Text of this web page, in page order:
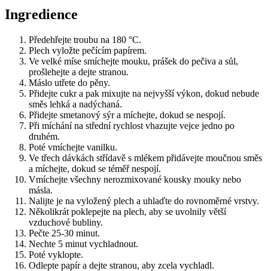
Ingredience
Předehřejte troubu na 180 °C.
Plech vyložte pečícím papírem.
Ve velké míse smíchejte mouku, prášek do pečiva a sůl,
prošlehejte a dejte stranou.
Máslo utřete do pěny.
Přidejte cukr a pak mixujte na nejvyšší výkon, dokud nebude
směs lehká a nadýchaná.
Přidejte smetanový sýr a míchejte, dokud se nespojí.
Při míchání na střední rychlost vhazujte vejce jedno po
druhém.
Poté vmíchejte vanilku.
Ve třech dávkách střídavě s mlékem přidávejte moučnou směs
a míchejte, dokud se téměř nespojí.
Vmíchejte všechny nerozmixované kousky mouky nebo
másla.
Nalijte je na vyložený plech a uhlaďte do rovnoměrné vrstvy.
Několikrát poklepejte na plech, aby se uvolnily větší
vzduchové bubliny.
Pečte 25-30 minut.
Nechte 5 minut vychladnout.
Poté vyklopte.
Odlepte papír a dejte stranou, aby zcela vychladl.